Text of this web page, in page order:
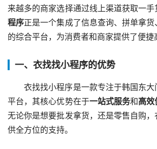
来越多的商家选择通过线上渠道获取一手
程序正是一个集成了信息查询、拼单拿
的综合平台，为消费者和商家提供了便捷
一、衣找找小程序的优势
衣找找小程序是一款专注于韩国东
平台，其核心优势在于一站式服务和高效
无论你是想要批发拿货，还是零售自购
供全方位的支持。